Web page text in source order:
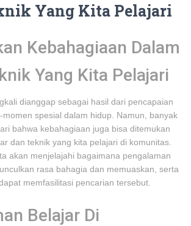
Yang Kita Pelajari
Kebahagiaan Dalam
Yang Kita Pelajari
dianggap sebagai hasil dari pencapaian
spesial dalam hidup. Namun, banyak
bahwa kebahagiaan juga bisa ditemukan
dan teknik yang kita pelajari di komunitas.
akan menjelajahi bagaimana pengalaman
rasa bahagia dan memuaskan, serta
memfasilitasi pencarian tersebut.
Belajar Di